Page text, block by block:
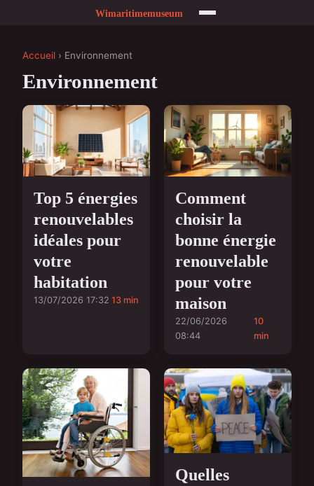
Accueil › Environnement
Environnement
Top 5 énergies
renouvelables
idéales pour
votre
habitation
13/07/2026 17:32 13 min
Comment
choisir la
bonne énergie
renouvelable
pour votre
maison
22/06/2026
08:44
10
min
Quelles